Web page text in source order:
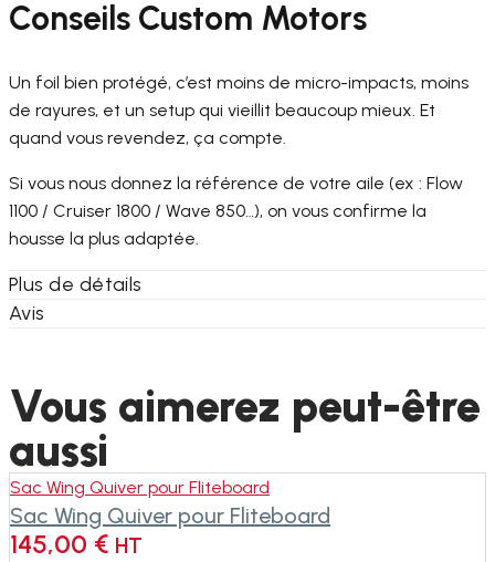
Conseils Custom Motors
Un foil bien protégé, c’est moins de micro-impacts, moins
de rayures, et un setup qui vieillit beaucoup mieux. Et
quand vous revendez, ça compte.
Si vous nous donnez la référence de votre aile (ex : Flow
1100 / Cruiser 1800 / Wave 850…), on vous confirme la
housse la plus adaptée.
Plus de détails
Avis
Vous aimerez peut-être
aussi
Sac Wing Quiver pour Fliteboard
Sac Wing Quiver pour Fliteboard
145,00 € HT